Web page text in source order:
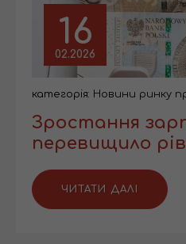
16
02.2026
категорія: Новини ринку
Зростання
перевищило
ЧИТАТИ ДАЛІ